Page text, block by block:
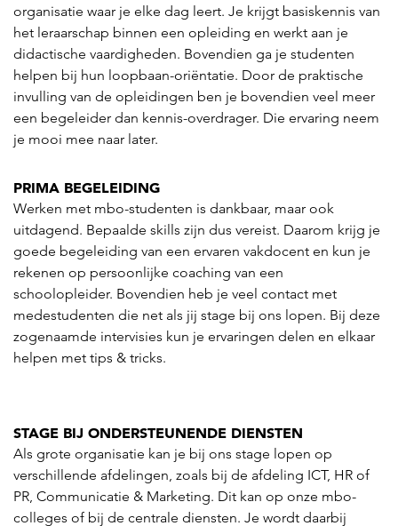
organisatie waar je elke dag leert. Je krijgt basiskennis van
het leraarschap binnen een opleiding en werkt aan je
didactische vaardigheden. Bovendien ga je studenten
helpen bij hun loopbaan-oriëntatie. Door de praktische
invulling van de opleidingen ben je bovendien veel meer
een begeleider dan kennis-overdrager. Die ervaring neem
je mooi mee naar later.
PRIMA BEGELEIDING
Werken met mbo-studenten is dankbaar, maar ook
uitdagend. Bepaalde skills zijn dus vereist. Daarom krijg je
goede begeleiding van een ervaren vakdocent en kun je
rekenen op persoonlijke coaching van een
schoolopleider. Bovendien heb je veel contact met
medestudenten die net als jij stage bij ons lopen. Bij deze
zogenaamde intervisies kun je ervaringen delen en elkaar
helpen met tips & tricks.
STAGE BIJ ONDERSTEUNENDE DIENSTEN
Als grote organisatie kan je bij ons stage lopen op
verschillende afdelingen, zoals bij de afdeling ICT, HR of
PR, Communicatie & Marketing. Dit kan op onze mbo-
colleges of bij de centrale diensten. Je wordt daarbij